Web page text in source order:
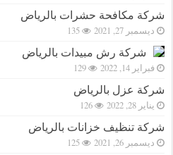
شركة مكافحة حشرات بالرياض
ديسمبر 27, 2021 135
شركة رش مبيدات بالرياض
فبراير 14, 2022 129
شركة عزل بالرياض
يناير 28, 2022 126
شركة تنظيف خزانات بالرياض
ديسمبر 26, 2021 125